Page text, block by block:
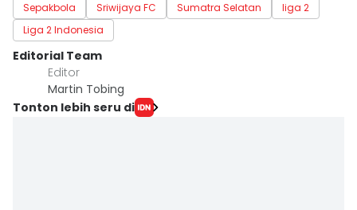
Sepakbola Sriwijaya FC Sumatra Selatan
liga 2
Liga 2 Indonesia
Editorial Team
Editor
Martin Tobing
Tonton lebih seru di